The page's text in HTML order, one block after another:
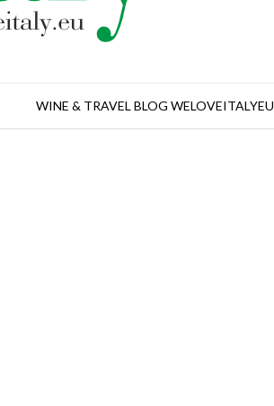
WINE & TRAVEL BLOG WELOVEITALYEU